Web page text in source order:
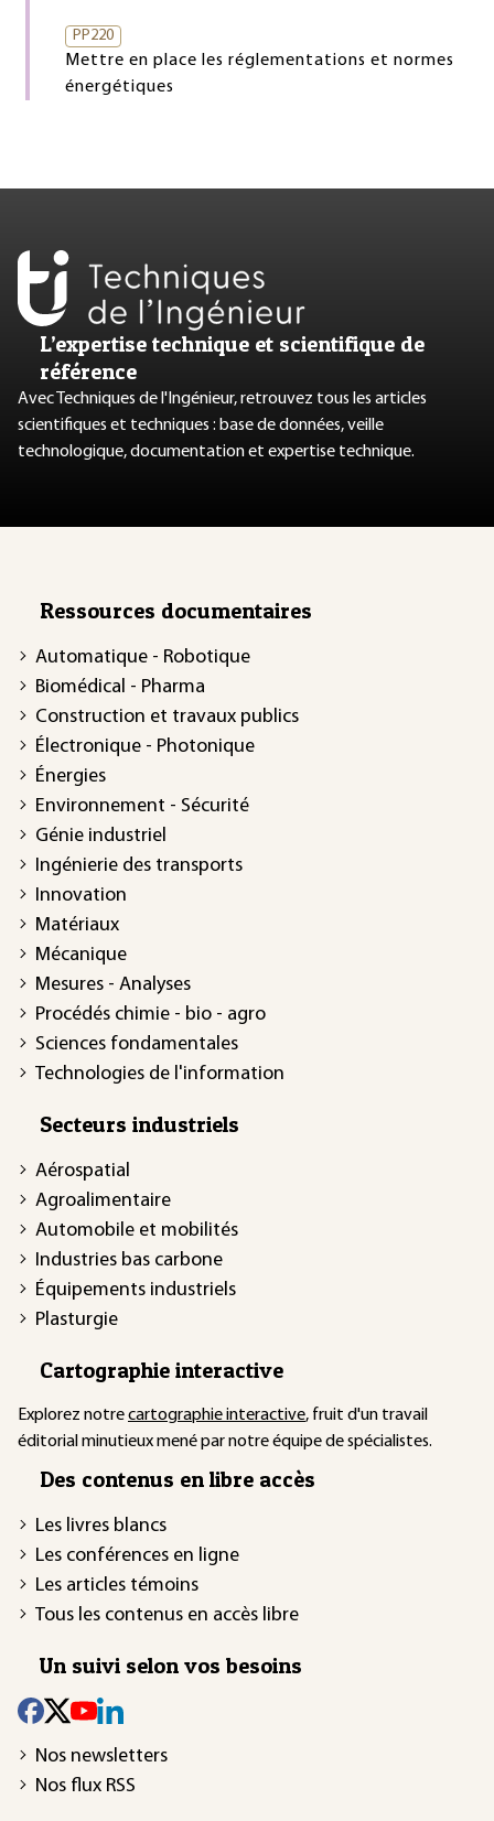
PP220
Mettre en place les réglementations et normes
énergétiques
L’expertise technique et scientifique de
référence
Avec Techniques de l'Ingénieur, retrouvez tous les articles
scientifiques et techniques : base de données, veille
technologique, documentation et expertise technique.
Ressources documentaires
Automatique - Robotique
Biomédical - Pharma
Construction et travaux publics
Électronique - Photonique
Énergies
Environnement - Sécurité
Génie industriel
Ingénierie des transports
Innovation
Matériaux
Mécanique
Mesures - Analyses
Procédés chimie - bio - agro
Sciences fondamentales
Technologies de l'information
Secteurs industriels
Aérospatial
Agroalimentaire
Automobile et mobilités
Industries bas carbone
Équipements industriels
Plasturgie
Cartographie interactive
Explorez notrecartographie interactive, fruit d'un travail
éditorial minutieux mené par notre équipe de spécialistes.
Des contenus en libre accès
Les livres blancs
Les conférences en ligne
Les articles témoins
Tous les contenus en accès libre
Un suivi selon vos besoins
Nos newsletters
Nos flux RSS